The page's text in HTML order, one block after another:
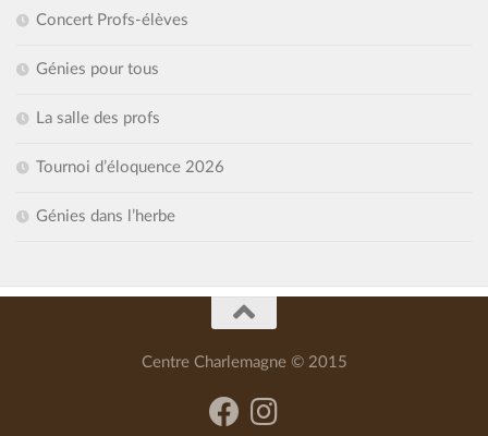
Concert Profs-élèves
Génies pour tous
La salle des profs
Tournoi d’éloquence 2026
Génies dans l’herbe
Centre Charlemagne © 2015